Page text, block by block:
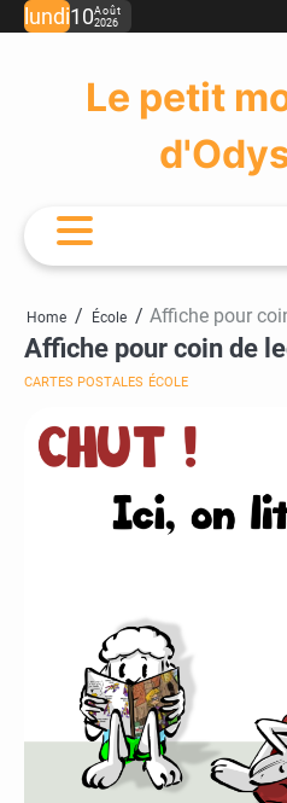
Skiplundi10Août
2026
Le petit
Home École Affiche pour
Affiche pour coin de
CARTES POSTALES ÉCOLE